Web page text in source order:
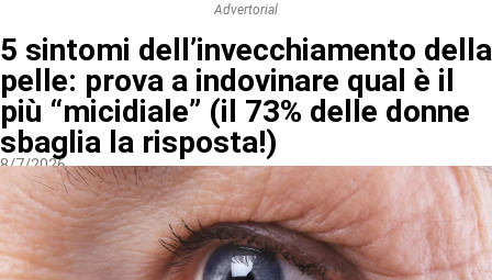
Advertorial
5 sintomi dell’invecchiamento della
pelle: prova a indovinare qual è il
più “micidiale” (il 73% delle donne
sbaglia la risposta!)
8/7/2026